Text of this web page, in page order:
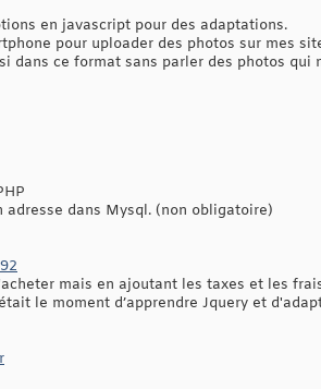
en javascript pour des adaptations.
pour uploader des photos sur mes
dans ce format sans parler des photos
adresse dans Mysql. (non obligatoire)
mais en ajoutant les taxes et les
le moment d’apprendre Jquery et